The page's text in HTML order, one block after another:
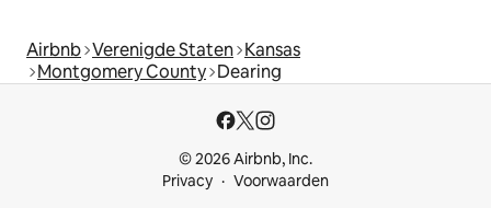
Airbnb Verenigde Staten Kansas
Montgomery County Dearing
© 2026 Airbnb, Inc.
Privacy
Voorwaarden